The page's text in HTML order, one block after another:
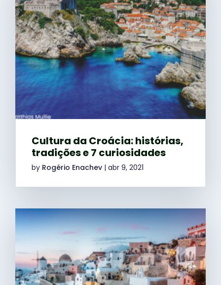
Cultura da Croácia: histórias,
tradições e 7 curiosidades
by Rogério Enachev |abr 9, 2021